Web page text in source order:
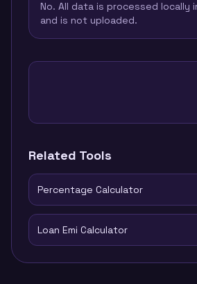
No. All data is processed locally
and is not uploaded.
Related Tools
Percentage Calculator
Loan Emi Calculator